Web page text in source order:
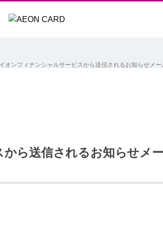
イオンフィナンシャルサービスから送信されるお知らせメ
ら送信されるお知らせメ